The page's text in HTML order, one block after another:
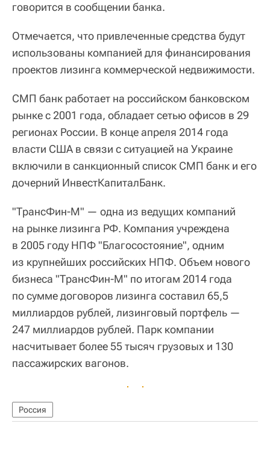
говорится в сообщении банка.
Отмечается, что привлеченные средства будут
использованы компанией для финансирования
проектов лизинга коммерческой недвижимости.
СМП банк работает на российском банковском
рынке с 2001 года, обладает сетью офисов в 29
регионах России. В конце апреля 2014 года
власти США в связи с ситуацией на Украине
включили в санкционный список СМП банк и его
дочерний ИнвестКапиталБанк.
"ТрансФин-М" — одна из ведущих компаний
на рынке лизинга РФ. Компания учреждена
в 2005 году НПФ "Благосостояние", одним
из крупнейших российских НПФ. Объем нового
бизнеса "ТрансФин-М" по итогам 2014 года
по сумме договоров лизинга составил 65,5
миллиардов рублей, лизинговый портфель —
247 миллиардов рублей. Парк компании
насчитывает более 55 тысяч грузовых и 130
пассажирских вагонов.
Россия